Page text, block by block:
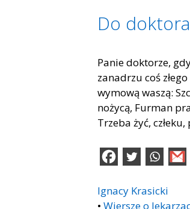
Do doktora
Panie doktorze,
zanadrzu coś
wymową waszą:
nożycą, Furman
Trzeba żyć,
Ignacy Krasicki
• Wiersze o